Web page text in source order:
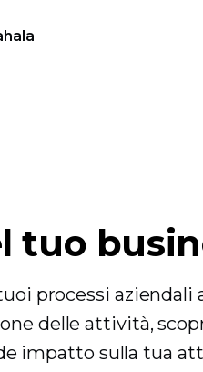
tuo
processi aziendali
delle attività,
impatto sulla tua